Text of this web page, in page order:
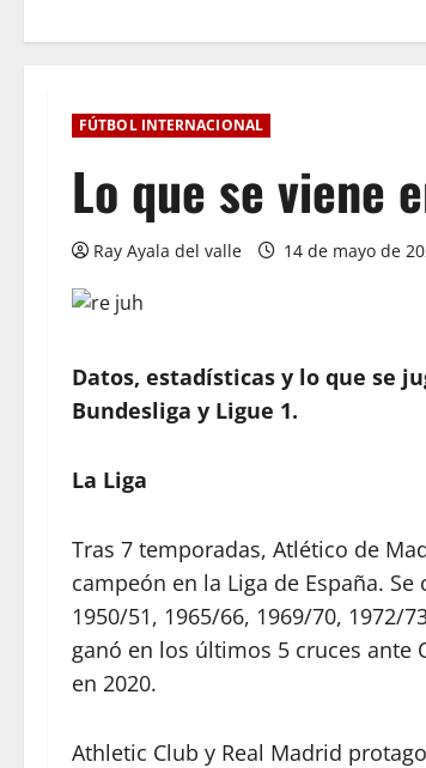
FÚTBOL INTERNACIONAL
Lo que se viene
Ray Ayala del valle 14 de mayo de
Datos, estadísticas y lo que se
Bundesliga y Ligue 1.
La Liga
Tras 7 temporadas, Atlético de
campeón en la Liga de España.
1950/51, 1965/66, 1969/70, 1972/
ganó en los últimos 5 cruces ante
en 2020.
Athletic Club y Real Madrid